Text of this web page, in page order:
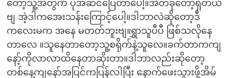
တော့သူ့အတွက် ပိုအဆင်ပြေတာပေါ့။အဲတခုတော့ရှိတယ်
ဗျ အဲ့ဒါကအေးသန်းကြောင့်ပေါ့။ဒါဘာလဲဆိုတော့ဒီ
ကလေးမက အနေ မတတ်ဘူးဗျ။ရွှာသူပီပီ ဖြစ်သလိုနေ
တာလေ ။သူနေတာတော့သူ့စရိုက်နဲ့သူလေ။ခက်တာကကျ
နော့်ကိုလာလာထိနေတာဆိုးတာ။ဒါဘာလည်းဆိုတော့
တစ်နေ့ကျနော်အပြင်ကပြန်လါပြီး နောက်ဖေးသွားဖို့အိမ်